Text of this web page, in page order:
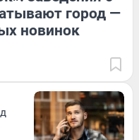
город —
новинок